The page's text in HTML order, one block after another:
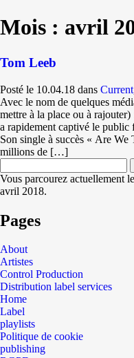
Mois : avril
Tom Leeb
Posté le 10.04.18 dans Current
Avec le nom de quelques
mettre à la place ou à
a rapidement captivé le public
Son single à succès « Are
millions de […]
Vous parcourez actuellement
avril 2018.
Pages
About
Artistes
Control Production
Distribution label services
Home
Label
playlists
Politique de cookie
publishing